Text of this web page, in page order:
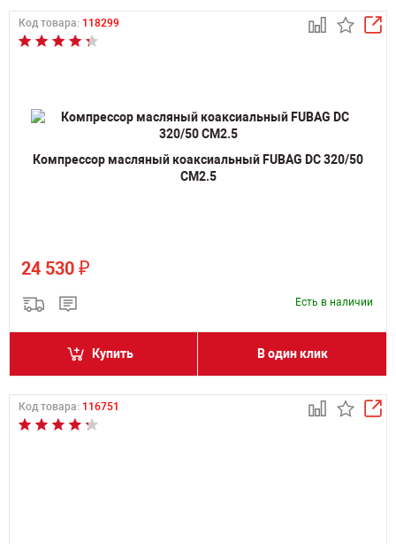
Код товара: 118299
Компрессор масляный коаксиальный FUBAG DС 320/50
CM2.5
24 530 ₽
Есть в наличии
Купить В один клик
Код товара: 116751